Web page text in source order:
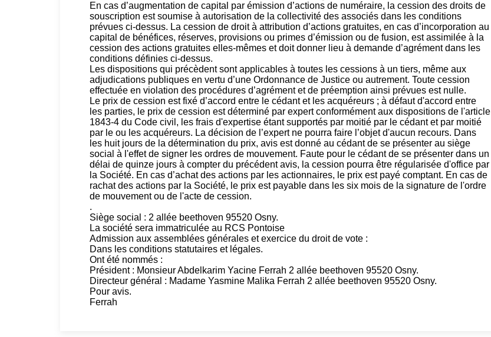
En cas d’augmentation de capital par émission d’actions de numéraire, la cession des droits de
souscription est soumise à autorisation de la collectivité des associés dans les conditions
prévues ci-dessus. La cession de droit à attribution d’actions gratuites, en cas d’incorporation au
capital de bénéfices, réserves, provisions ou primes d’émission ou de fusion, est assimilée à la
cession des actions gratuites elles-mêmes et doit donner lieu à demande d’agrément dans les
conditions définies ci-dessus.
Les dispositions qui précèdent sont applicables à toutes les cessions à un tiers, même aux
adjudications publiques en vertu d’une Ordonnance de Justice ou autrement. Toute cession
effectuée en violation des procédures d’agrément et de préemption ainsi prévues est nulle.
Le prix de cession est fixé d’accord entre le cédant et les acquéreurs ; à défaut d'accord entre
les parties, le prix de cession est déterminé par expert conformément aux dispositions de l'article
1843-4 du Code civil, les frais d'expertise étant supportés par moitié par le cédant et par moitié
par le ou les acquéreurs. La décision de l’expert ne pourra faire l’objet d'aucun recours. Dans
les huit jours de la détermination du prix, avis est donné au cédant de se présenter au siège
social à l'effet de signer les ordres de mouvement. Faute pour le cédant de se présenter dans un
délai de quinze jours à compter du précédent avis, la cession pourra être régularisée d'office par
la Société. En cas d’achat des actions par les actionnaires, le prix est payé comptant. En cas de
rachat des actions par la Société, le prix est payable dans les six mois de la signature de l'ordre
de mouvement ou de l'acte de cession.
.
Siège social : 2 allée beethoven 95520 Osny.
La société sera immatriculée au RCS Pontoise
Admission aux assemblées générales et exercice du droit de vote :
Dans les conditions statutaires et légales.
Ont été nommés :
Président : Monsieur Abdelkarim Yacine Ferrah 2 allée beethoven 95520 Osny.
Directeur général : Madame Yasmine Malika Ferrah 2 allée beethoven 95520 Osny.
Pour avis.
Ferrah